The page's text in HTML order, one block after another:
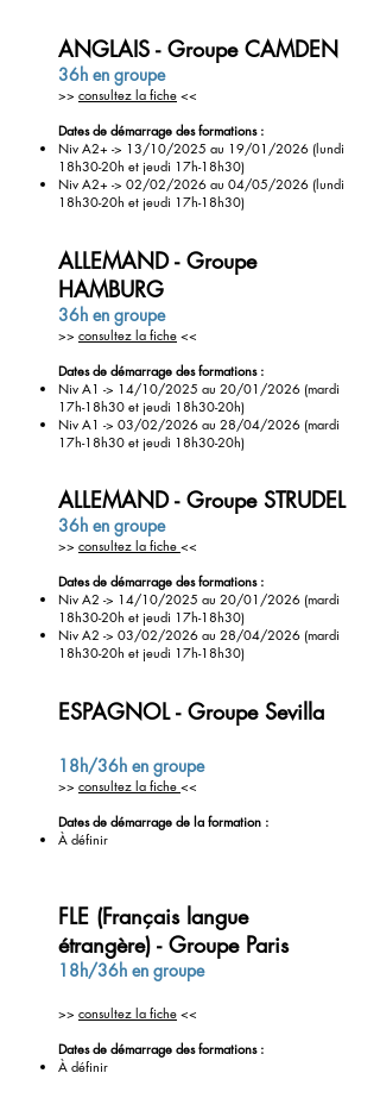
ANGLAIS - Groupe CAMDEN
36h en groupe
>> consultez la fiche <<
Dates de démarrage des formations :
Niv A2+ -> 13/10/2025 au 19/01/2026 (lundi
18h30-20h et jeudi 17h-18h30)
Niv A2+ -> 02/02/2026 au 04/05/2026 (lundi
18h30-20h et jeudi 17h-18h30)
ALLEMAND - Groupe
HAMBURG
36h en groupe
>> consultez la fiche <<
Dates de démarrage des formations :
Niv A1 -> 14/10/2025 au 20/01/2026 (mardi
17h-18h30 et jeudi 18h30-20h)
Niv A1 -> 03/02/2026 au 28/04/2026 (mardi
17h-18h30 et jeudi 18h30-20h)
ALLEMAND - Groupe STRUDEL
36h en groupe
>> consultez la fiche <<
Dates de démarrage des formations :
Niv A2 -> 14/10/2025 au 20/01/2026 (mardi
18h30-20h et jeudi 17h-18h30)
Niv A2 -> 03/02/2026 au 28/04/2026 (mardi
18h30-20h et jeudi 17h-18h30)
ESPAGNOL- Groupe Sevilla
18h/36h en groupe
>> consultez la fiche <<
Dates de démarrage de la formation :
À définir
FLE (Français langue
étrangère) - Groupe Paris
18h/36h en groupe
>> consultez la fiche <<
Dates de démarrage des formations :
À définir